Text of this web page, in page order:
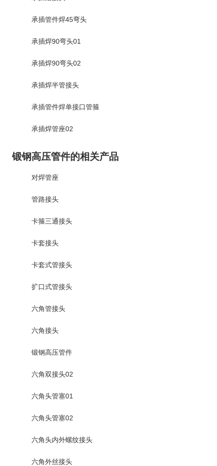
承插管件焊45弯头
承插焊90弯头01
承插焊90弯头02
承插焊半管接头
承插管件焊单接口管箍
承插焊管座02
锻钢高压管件的相关产品
对焊管座
管路接头
卡箍三通接头
卡套接头
卡套式管接头
扩口式管接头
六角管接头
六角接头
锻钢高压管件
六角双接头02
六角头管塞01
六角头管塞02
六角头内外螺纹接头
六角外丝接头